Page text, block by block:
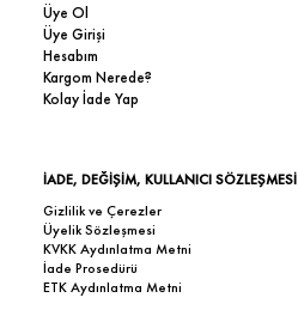
Üye Ol
Üye Girişi
Hesabım
Kargom Nerede?
Kolay İade Yap
İADE, DEĞİŞİM, KULLANICI SÖZLEŞMESİ
Gizlilik ve Çerezler
Üyelik Sözleşmesi
KVKK Aydınlatma Metni
İade Prosedürü
ETK Aydınlatma Metni